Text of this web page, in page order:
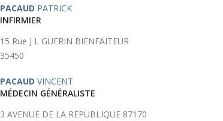
PACAUD PATRICK
INFIRMIER
15 Rue J L GUERIN BIENFAITEUR
35450
PACAUD VINCENT
MÉDECIN GÉNÉRALISTE
3 AVENUE DE LA REPUBLIQUE 87170